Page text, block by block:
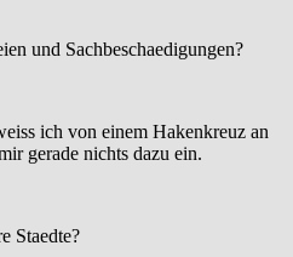
und Sachbeschaedigungen?
ich von einem Hakenkreuz an
gerade nichts dazu ein.
Staedte?